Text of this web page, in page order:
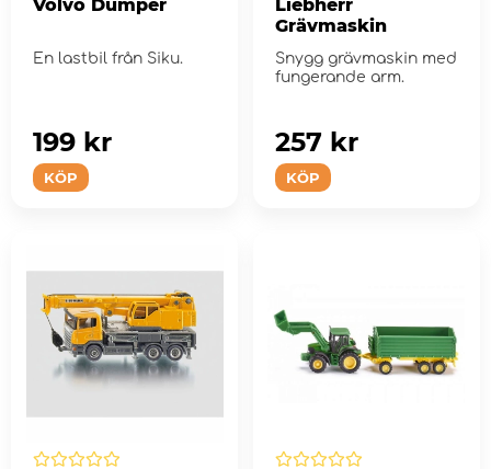
Volvo Dumper
En lastbil från Siku.
KÖP
199 kr
Liebherr
Grävmaskin
Snygg grävmaskin med
fungerande arm.
KÖP
257 kr